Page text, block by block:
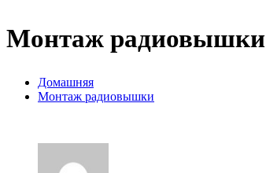
Монтаж радиовышки
Домашняя
Монтаж радиовышки